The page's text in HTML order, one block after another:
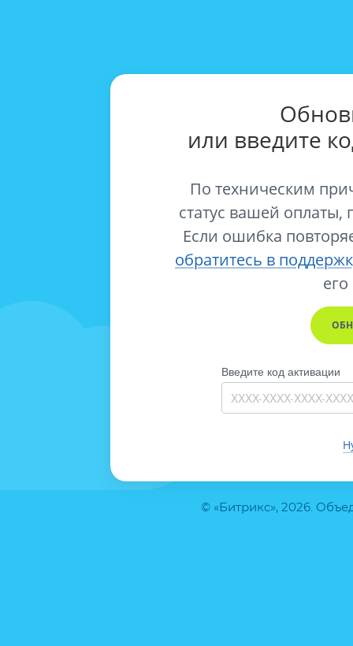
© «Битрикс», 2026.
или введите
По техническим
статус вашей оплаты,
Если ошибка
обратитесь в
его
Введите код активации